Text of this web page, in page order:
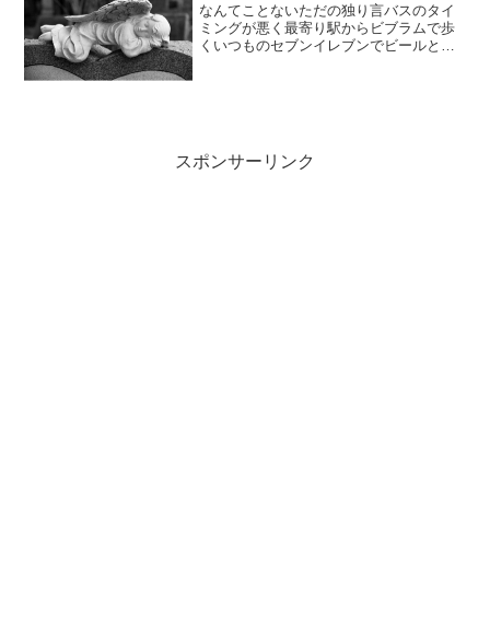
なんてことないただの独り言バスのタイ
ミングが悪く最寄り駅からビブラムで歩
くいつものセブンイレブンでビールとつ
スポンサーリンク